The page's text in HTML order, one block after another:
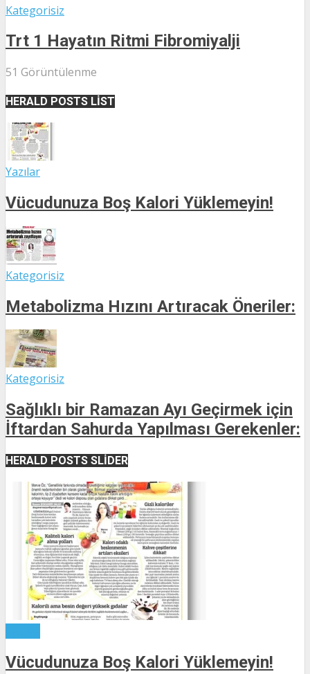
Kategorisiz
Trt 1 Hayatın Ritmi Fibromiyalji
51 Görüntülenme
HERALD POSTS LIST
Yazılar
Vücudunuza Boş Kalori Yüklemeyin!
Kategorisiz
Metabolizma Hızını Artıracak Öneriler:
Kategorisiz
Sağlıklı bir Ramazan Ayı Geçirmek için
İftardan Sahurda Yapılması Gerekenler:
HERALD POSTS SLIDER
Vücudunuza Boş Kalori Yüklemeyin!